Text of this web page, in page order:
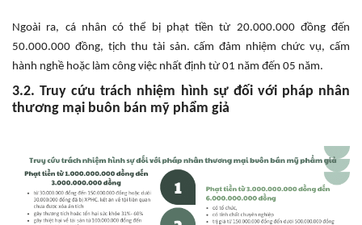
Ngoài ra, cá nhân có thể bị phạt tiền từ 20.000.000 đồng đến
50.000.000 đồng, tịch thu tài sản. cấm đảm nhiệm chức vụ, cấm
hành nghề hoặc làm công việc nhất định từ 01 năm đến 05 năm.
3.2. Truy cứu trách nhiệm hình sự đối với pháp nhân
thương mại buôn bán mỹ phẩm giả